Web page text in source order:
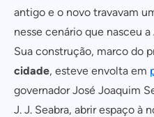
antigo e o novo travavam
nesse cenário que nasceu
Sua construção, marco do
cidade, esteve envolta em
governador José Joaquim
J. J. Seabra, abrir espaço à